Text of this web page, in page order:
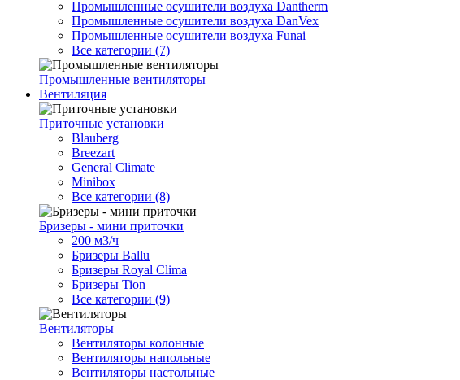
Промышленные осушители воздуха Dantherm
Промышленные осушители воздуха DanVex
Промышленные осушители воздуха Funai
Все категории (7)
Промышленные вентиляторы
Вентиляция
Приточные установки
Blauberg
Breezart
General Climate
Minibox
Все категории (8)
Бризеры - мини приточки
200 м3/ч
Бризеры Ballu
Бризеры Royal Clima
Бризеры Tion
Все категории (9)
Вентиляторы
Вентиляторы колонные
Вентиляторы напольные
Вентиляторы настольные